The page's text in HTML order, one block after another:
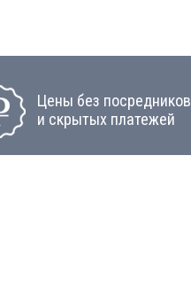
Цены без посредников
и скрытых платежей